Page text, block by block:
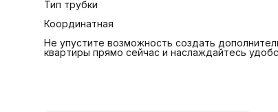
Тип трубки
Координатная
Не упустите возможность создать
квартиры прямо сейчас и наслаждайтесь